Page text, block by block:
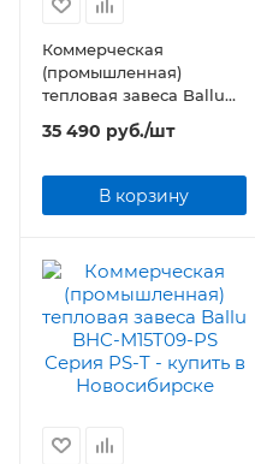
Коммерческая
(промышленная)
тепловая завеса Ballu
BHC-M10T06-PS Серия
PS-T
35 490 руб./шт
В корзину